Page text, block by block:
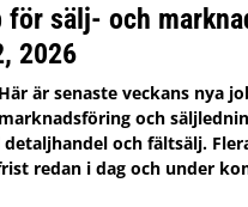
för sälj- och
2026
Här är senaste veckans nya
och
detaljhandel och fältsälj.
redan i dag och under